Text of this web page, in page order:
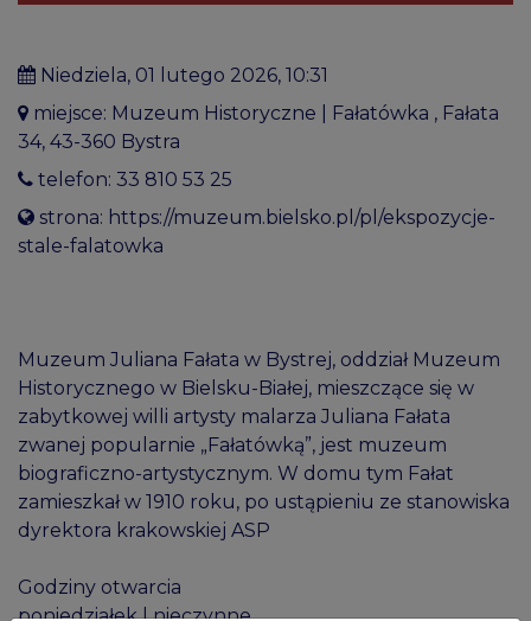
niedziela, 01 lutego 2026, 10:31
miejsce: Muzeum Historyczne | Fałatówka , Fałata
34, 43-360 Bystra
telefon: 33 810 53 25
strona: https://muzeum.bielsko.pl/pl/ekspozycje-
stale-falatowka
Muzeum Juliana Fałata w Bystrej, oddział Muzeum
Historycznego w Bielsku-Białej, mieszczące się w
zabytkowej willi artysty malarza Juliana Fałata
zwanej popularnie „Fałatówką”, jest muzeum
biograficzno-artystycznym. W domu tym Fałat
zamieszkał w 1910 roku, po ustąpieniu ze stanowiska
dyrektora krakowskiej ASP
Godziny otwarcia
poniedziałek | nieczynne